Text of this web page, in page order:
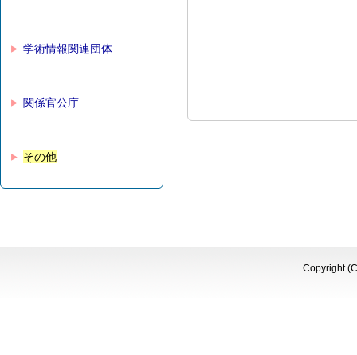
学術情報関連団体
関係官公庁
その他
Copyright